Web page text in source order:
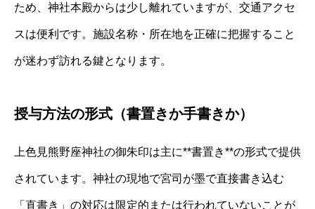
ため、神社本殿からは少し離れていますが、交通アクセ
スは便利です。施設名称・所在地を正確に把握すること
が迷わず訪れる鍵となります。
授与方法の形式（書置きか手書きか）
上色見熊野座神社の御朱印は主に**書置き**の形式で提供
されています。神社の現地で宮司が墨で直接書き込む
「直書き」の対応は限定的または行われていないことが